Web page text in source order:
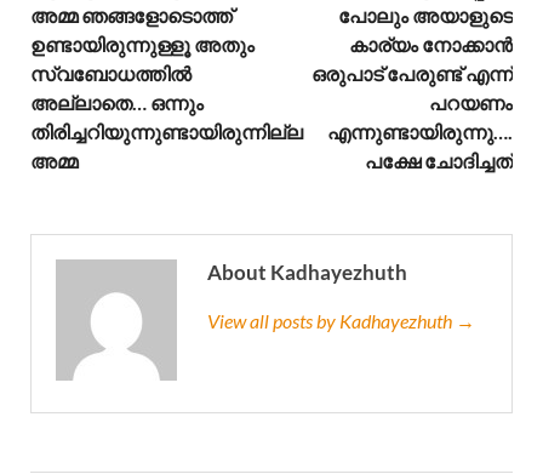
അമ്മ ഞങ്ങളോടൊത്ത്
ഉണ്ടായിരുന്നുള്ളൂ അതും
സ്വബോധത്തിൽ
അല്ലാതെ… ഒന്നും
തിരിച്ചറിയുന്നുണ്ടായിരുന്നില്ല
അമ്മ
പോലും അയാളുടെ
കാര്യം നോക്കാൻ
ഒരുപാട് പേരുണ്ട് എന്ന്
പറയണം
എന്നുണ്ടായിരുന്നു….
പക്ഷേ ചോദിച്ചത്
About Kadhayezhuth
View all posts by Kadhayezhuth →